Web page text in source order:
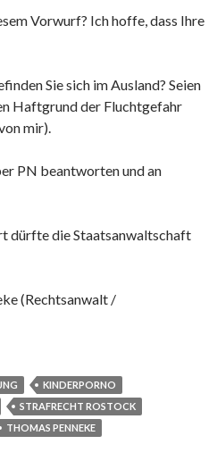
Vorwurf? Ich hoffe, dass Ihre
Sie sich im Ausland? Seien
Haftgrund der Fluchtgefahr
mir).
PN beantworten und an
dürfte die Staatsanwaltschaft
(Rechtsanwalt /
KINDERPORNO
STRAFRECHT ROSTOCK
THOMAS PENNEKE